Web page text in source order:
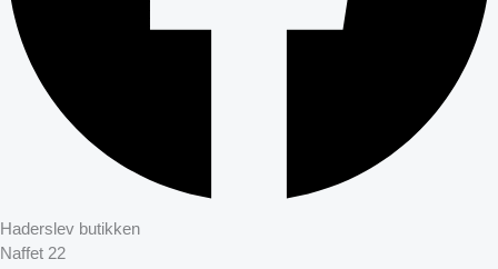
Haderslev butikken
Naffet 22